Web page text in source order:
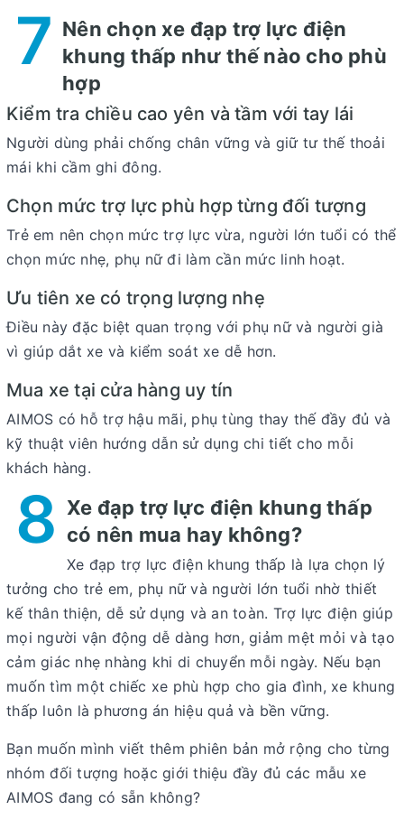
7 Nên chọn xe đạp trợ lực điện
khung thấp như thế nào cho phù
hợp
Kiểm tra chiều cao yên và tầm với tay lái
Người dùng phải chống chân vững và giữ tư thế thoải
mái khi cầm ghi đông.
Chọn mức trợ lực phù hợp từng đối tượng
Trẻ em nên chọn mức trợ lực vừa, người lớn tuổi có thể
chọn mức nhẹ, phụ nữ đi làm cần mức linh hoạt.
Ưu tiên xe có trọng lượng nhẹ
Điều này đặc biệt quan trọng với phụ nữ và người già
vì giúp dắt xe và kiểm soát xe dễ hơn.
Mua xe tại cửa hàng uy tín
AIMOS có hỗ trợ hậu mãi, phụ tùng thay thế đầy đủ và
kỹ thuật viên hướng dẫn sử dụng chi tiết cho mỗi
khách hàng.
8 Xe đạp trợ lực điện khung thấp
có nên mua hay không?
Xe đạp trợ lực điện khung thấp là lựa chọn lý
tưởng cho trẻ em, phụ nữ và người lớn tuổi nhờ thiết
kế thân thiện, dễ sử dụng và an toàn. Trợ lực điện giúp
mọi người vận động dễ dàng hơn, giảm mệt mỏi và tạo
cảm giác nhẹ nhàng khi di chuyển mỗi ngày. Nếu bạn
muốn tìm một chiếc xe phù hợp cho gia đình, xe khung
thấp luôn là phương án hiệu quả và bền vững.
Bạn muốn mình viết thêm phiên bản mở rộng cho từng
nhóm đối tượng hoặc giới thiệu đầy đủ các mẫu xe
AIMOS đang có sẵn không?